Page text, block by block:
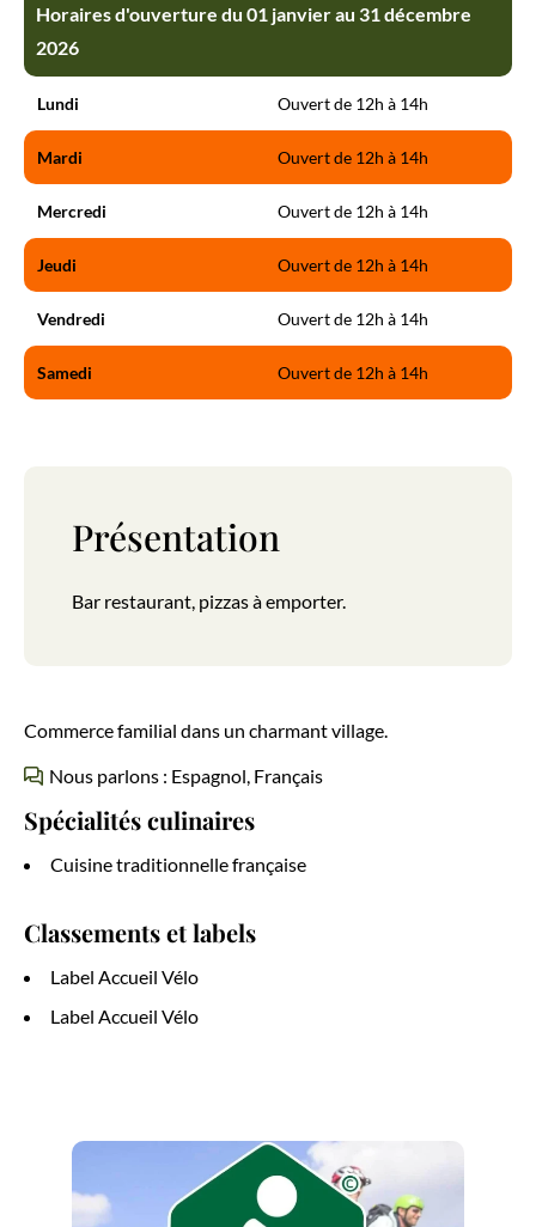
Présentation
Bar restaurant, pizzas à emporter.
Commerce familial dans un charmant village.
Nous parlons : Espagnol, Français
Spécialités culinaires
Cuisine traditionnelle française
Classements et labels
Label Accueil Vélo
Label Accueil Vélo
Horaires d'ouverture du 01 janvier au 31 décembre
2026
Lundi Ouvert de 12h à 14h
Mardi Ouvert de 12h à 14h
Mercredi Ouvert de 12h à 14h
Jeudi Ouvert de 12h à 14h
Vendredi Ouvert de 12h à 14h
Samedi Ouvert de 12h à 14h